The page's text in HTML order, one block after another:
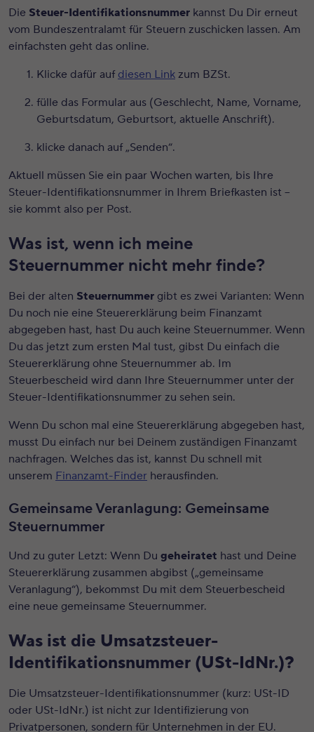
Die Steuer-Identifikationsnummer kannst Du Dir erneut
vom Bundeszentralamt für Steuern zuschicken lassen. Am
einfachsten geht das online.
Klicke dafür auf diesen Link zum BZSt.
fülle das Formular aus (Geschlecht, Name, Vorname,
Geburtsdatum, Geburtsort, aktuelle Anschrift).
klicke danach auf „Senden“.
Aktuell müssen Sie ein paar Wochen warten, bis Ihre
Steuer-Identifikationsnummer in Ihrem Briefkasten ist –
sie kommt also per Post.
Was ist, wenn ich meine
Steuernummer nicht mehr finde?
Bei der alten Steuernummer gibt es zwei Varianten: Wenn
Du noch nie eine Steuererklärung beim Finanzamt
abgegeben hast, hast Du auch keine Steuernummer. Wenn
Du das jetzt zum ersten Mal tust, gibst Du einfach die
Steuererklärung ohne Steuernummer ab. Im
Steuerbescheid wird dann Ihre Steuernummer unter der
Steuer-Identifikationsnummer zu sehen sein.
Wenn Du schon mal eine Steuererklärung abgegeben hast,
musst Du einfach nur bei Deinem zuständigen Finanzamt
nachfragen. Welches das ist, kannst Du schnell mit
unserem Finanzamt-Finder herausfinden.
Gemeinsame Veranlagung: Gemeinsame
Steuernummer
Und zu guter Letzt: Wenn Du geheiratet hast und Deine
Steuererklärung zusammen abgibst („gemeinsame
Veranlagung“), bekommst Du mit dem Steuerbescheid
eine neue gemeinsame Steuernummer.
Was ist die Umsatzsteuer-
Identifikationsnummer (USt-IdNr.)?
Die Umsatzsteuer-Identifikationsnummer (kurz: USt-ID
oder USt-IdNr.) ist nicht zur Identifizierung von
Privatpersonen, sondern für Unternehmen in der EU.